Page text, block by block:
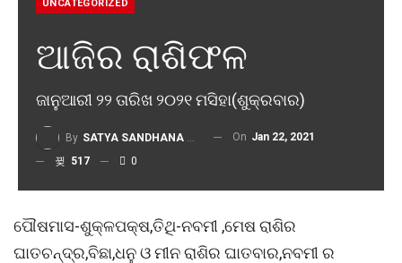
UNCATEGORIZED
ଆଜିର ରାଶିଫଳ
ଜାନୁଆରୀ ୨୨ ତାରିଖ ୨୦୨୧ ମସିହା(ଶୁକ୍ରବାର)
By SATYA SANDHANA DESK On Jan 22, 2021
517
0
ପୌଷମାସ-ଶୁକ୍ଳପକ୍ଷ,ତିଥି-ନବମୀ ,ମେଷ ରାଶିର
ଘାତଚନ୍ଦ୍ର,ବିଛା,ଧନୁ ଓ ମୀନ ରାଶିର ଘାତବାର,ନବମୀ ର